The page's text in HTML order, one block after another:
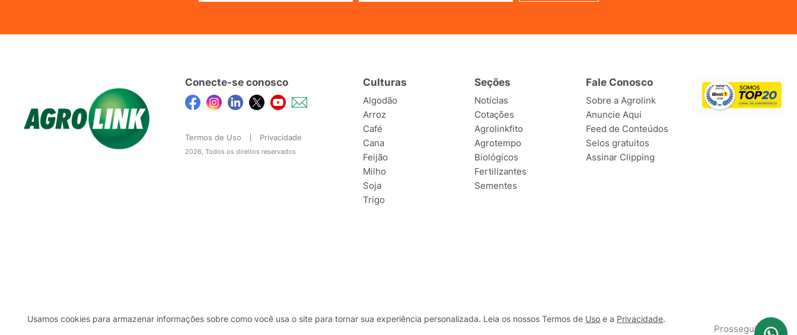
Conecte-se conosco
Termos de Uso Privacidade
2026, Todos os direitos reservados
Culturas
Algodão
Arroz
Café
Cana
Feijão
Milho
Soja
Trigo
Seções
Notícias
Cotações
Agrolinkfito
Agrotempo
Biológicos
Fertilizantes
Sementes
Fale Conosco
Sobre a Agrolink
Anuncie Aqui
Feed de Conteúdos
Selos gratuitos
Assinar Clipping
Usamos cookies para armazenar informações sobre como você usa o site para tornar sua experiência personalizada. Leia os nossos Termos de Uso e a Privacidade.
Prosseguir